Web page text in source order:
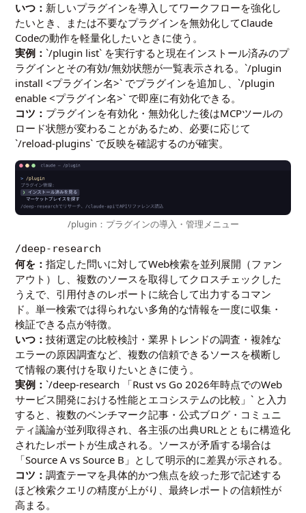
いつ： 新しいプラグインを導入してワークフローを強化し
たいとき、または不要なプラグインを無効化してClaude
Codeの動作を軽量化したいときに使う。
実例：`/plugin list` を実行すると現在インストール済みのプ
ラグインとその有効/無効状態が一覧表示される。`/plugin
install <プラグイン名>` でプラグインを追加し、`/plugin
enable <プラグイン名>` で即座に有効化できる。
コツ： プラグインを有効化・無効化した後はMCPツールの
ロード状態が変わることがあるため、必要に応じて
`/reload-plugins` で反映を確認するのが確実。
/plugin：プラグインの導入・管理メニュー
/deep-research
何を：指定した問いに対してWeb検索を並列展開（ファン
アウト）し、複数のソースを取得してクロスチェックした
うえで、引用付きのレポートに統合して出力するコマン
ド。単一検索では得られない多角的な情報を一度に収集・
検証できる点が特徴。
いつ：技術選定の比較検討・業界トレンドの調査・複雑な
エラーの原因調査など、複数の信頼できるソースを横断し
て情報の裏付けを取りたいときに使う。
実例：`/deep-research 「Rust vs Go 2026年時点でのWeb
サービス開発における性能とエコシステムの比較」` と入力
すると、複数のベンチマーク記事・公式ブログ・コミュニ
ティ議論が並列取得され、各主張の出典URLとともに構造化
されたレポートが生成される。ソースが矛盾する場合は
「Source A vs Source B」として明示的に差異が示される。
コツ：調査テーマを具体的かつ焦点を絞った形で記述する
ほど検索クエリの精度が上がり、最終レポートの信頼性が
高まる。